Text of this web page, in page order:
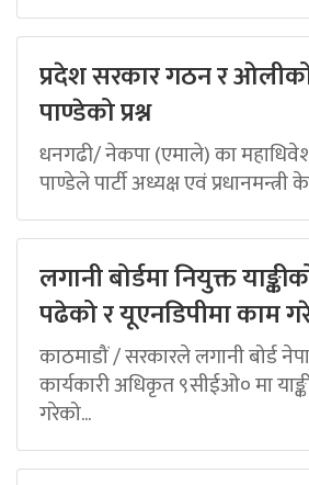
प्रदेश सरकार गठन र
पाण्डेको प्रश्न
धनगढी/ नेकपा (एमाले) का
पाण्डेले पार्टी अध्यक्ष एवं
लगानी बोर्डमा नियुक्त
पढेको र यूएनडिपीमा काम
काठमाडौं / सरकारले लगानी बोर्ड
कार्यकारी अधिकृत ९सीईओ० मा
गरेको...